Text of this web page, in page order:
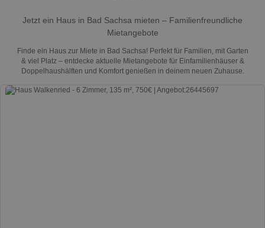
Jetzt ein Haus in Bad Sachsa mieten – Familienfreundliche
Mietangebote
Finde ein Haus zur Miete in Bad Sachsa! Perfekt für Familien, mit Garten
& viel Platz – entdecke aktuelle Mietangebote für Einfamilienhäuser &
Doppelhaushälften und Komfort genießen in deinem neuen Zuhause.